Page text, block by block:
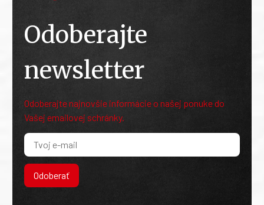
Odoberajte
newsletter
Odoberajte najnovšie informácie o našej ponuke do
Vašej emailovej schránky.
Odoberať